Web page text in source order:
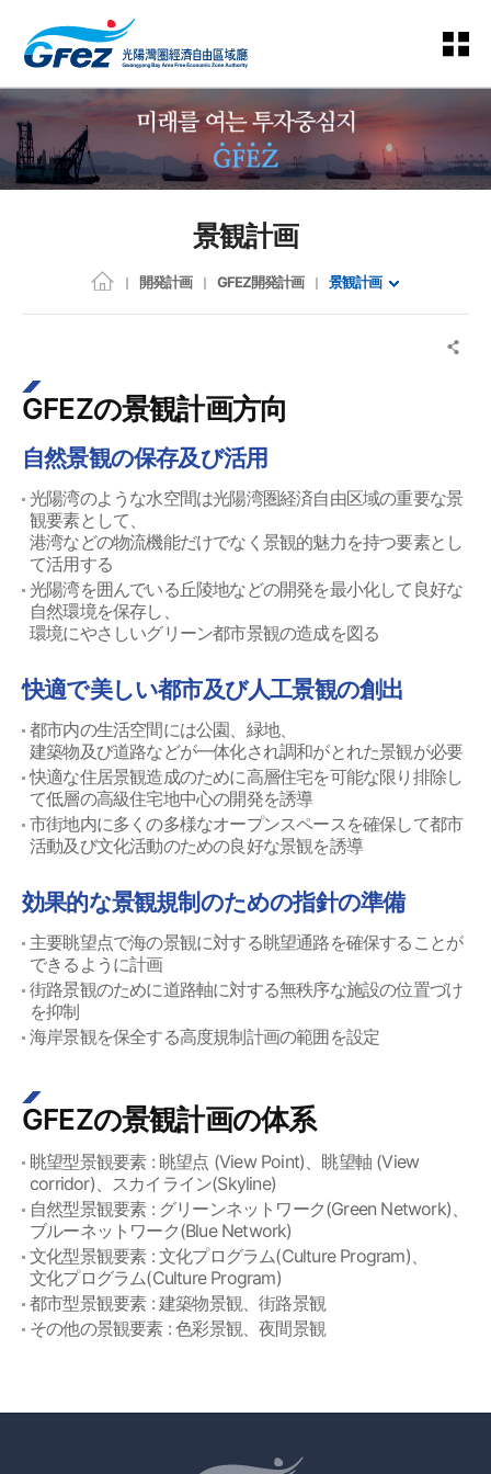
景観計画
開発計画 GFEZ開発計画 景観計画
GFEZの景観計画方向
自然景観の保存及び活用
光陽湾のような水空間は光陽湾圏経済自由区域の重要な景
観要素として、
港湾などの物流機能だけでなく景観的魅力を持つ要素とし
て活用する
光陽湾を囲んでいる丘陵地などの開発を最小化して良好な
自然環境を保存し、
環境にやさしいグリーン都市景観の造成を図る
快適で美しい都市及び人工景観の創出
都市内の生活空間には公園、緑地、
建築物及び道路などが一体化され調和がとれた景観が必要
快適な住居景観造成のために高層住宅を可能な限り排除し
て低層の高級住宅地中心の開発を誘導
市街地内に多くの多様なオープンスペースを確保して都市
活動及び文化活動のための良好な景観を誘導
効果的な景観規制のための指針の準備
主要眺望点で海の景観に対する眺望通路を確保することが
できるように計画
街路景観のために道路軸に対する無秩序な施設の位置づけ
を抑制
海岸景観を保全する高度規制計画の範囲を設定
GFEZの景観計画の体系
眺望型景観要素 : 眺望点 (View Point)、眺望軸 (View
corridor)、スカイライン(Skyline)
自然型景観要素 : グリーンネットワーク(Green Network)、
ブルーネットワーク(Blue Network)
文化型景観要素 : 文化プログラム(Culture Program)、
文化プログラム(Culture Program)
都市型景観要素 : 建築物景観、街路景観
その他の景観要素 : 色彩景観、夜間景観